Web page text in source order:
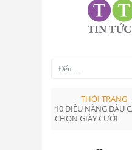
THỜI TRANG
10 ĐIỀU NÀNG DÂU
CHỌN GIÀY CƯỚI